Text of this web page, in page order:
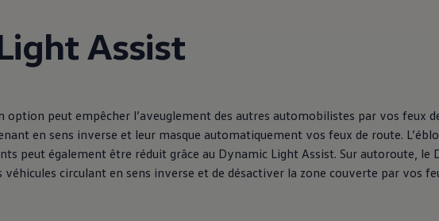
Assist
option peut empêcher l’aveuglement des autres automobilistes par vos feux
en sens inverse et leur masque automatiquement vos feux de route.
peut également être réduit grâce au Dynamic Light Assist. Sur autoroute, le
circulant en sens inverse et de désactiver la zone couverte par vos